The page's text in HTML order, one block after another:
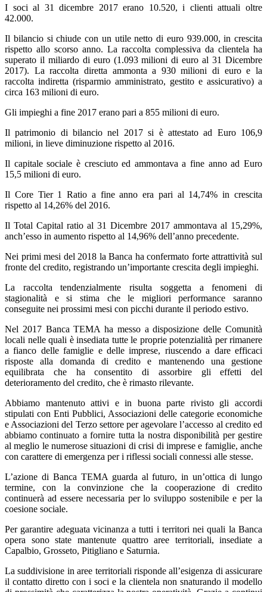
I soci al 31 dicembre 2017 erano 10.520, i clienti attuali oltre
42.000.
Il bilancio si chiude con un utile netto di euro 939.000, in crescita
rispetto allo scorso anno. La raccolta complessiva da clientela ha
superato il miliardo di euro (1.093 milioni di euro al 31 Dicembre
2017). La raccolta diretta ammonta a 930 milioni di euro e la
raccolta indiretta (risparmio amministrato, gestito e assicurativo) a
circa 163 milioni di euro.
Gli impieghi a fine 2017 erano pari a 855 milioni di euro.
Il patrimonio di bilancio nel 2017 si è attestato ad Euro 106,9
milioni, in lieve diminuzione rispetto al 2016.
Il capitale sociale è cresciuto ed ammontava a fine anno ad Euro
15,5 milioni di euro.
Il Core Tier 1 Ratio a fine anno era pari al 14,74% in crescita
rispetto al 14,26% del 2016.
Il Total Capital ratio al 31 Dicembre 2017 ammontava al 15,29%,
anch’esso in aumento rispetto al 14,96% dell’anno precedente.
Nei primi mesi del 2018 la Banca ha confermato forte attrattività sul
fronte del credito, registrando un’importante crescita degli impieghi.
La raccolta tendenzialmente risulta soggetta a fenomeni di
stagionalità e si stima che le migliori performance saranno
conseguite nei prossimi mesi con picchi durante il periodo estivo.
Nel 2017 Banca TEMA ha messo a disposizione delle Comunità
locali nelle quali è insediata tutte le proprie potenzialità per rimanere
a fianco delle famiglie e delle imprese, riuscendo a dare efficaci
risposte alla domanda di credito e mantenendo una gestione
equilibrata che ha consentito di assorbire gli effetti del
deterioramento del credito, che è rimasto rilevante.
Abbiamo mantenuto attivi e in buona parte rivisto gli accordi
stipulati con Enti Pubblici, Associazioni delle categorie economiche
e Associazioni del Terzo settore per agevolare l’accesso al credito ed
abbiamo continuato a fornire tutta la nostra disponibilità per gestire
al meglio le numerose situazioni di crisi di imprese e famiglie, anche
con carattere di emergenza per i riflessi sociali connessi alle stesse.
L’azione di Banca TEMA guarda al futuro, in un’ottica di lungo
termine, con la convinzione che la cooperazione di credito
continuerà ad essere necessaria per lo sviluppo sostenibile e per la
coesione sociale.
Per garantire adeguata vicinanza a tutti i territori nei quali la Banca
opera sono state mantenute quattro aree territoriali, insediate a
Capalbio, Grosseto, Pitigliano e Saturnia.
La suddivisione in aree territoriali risponde all’esigenza di assicurare
il contatto diretto con i soci e la clientela non snaturando il modello